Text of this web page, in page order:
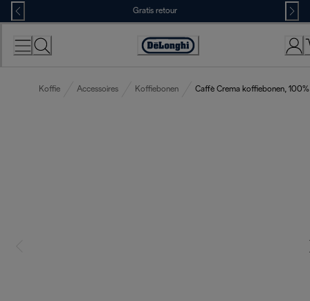
Skip
to
Content
Gratis retour
Accessibility
Koffie Accessoires Koffiebonen Caffè Crema koffiebonen,